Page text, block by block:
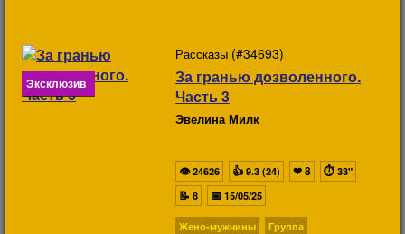
Эксклюзив
Рассказы (#34693)
За гранью дозволенного.
Часть 3
Эвелина Милк
👁24626 👍 9.3 (24) ❤8 ⏱ 33"
📝 8 📅 15/05/25
Жено-мужчины
Группа